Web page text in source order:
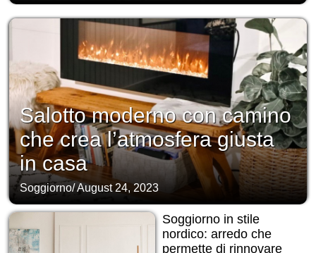
Salotto moderno con camino
che crea l’atmosfera giusta
in casa
Soggiorno/August 24, 2023
Soggiorno in stile
nordico: arredo che
permette di rinnovare